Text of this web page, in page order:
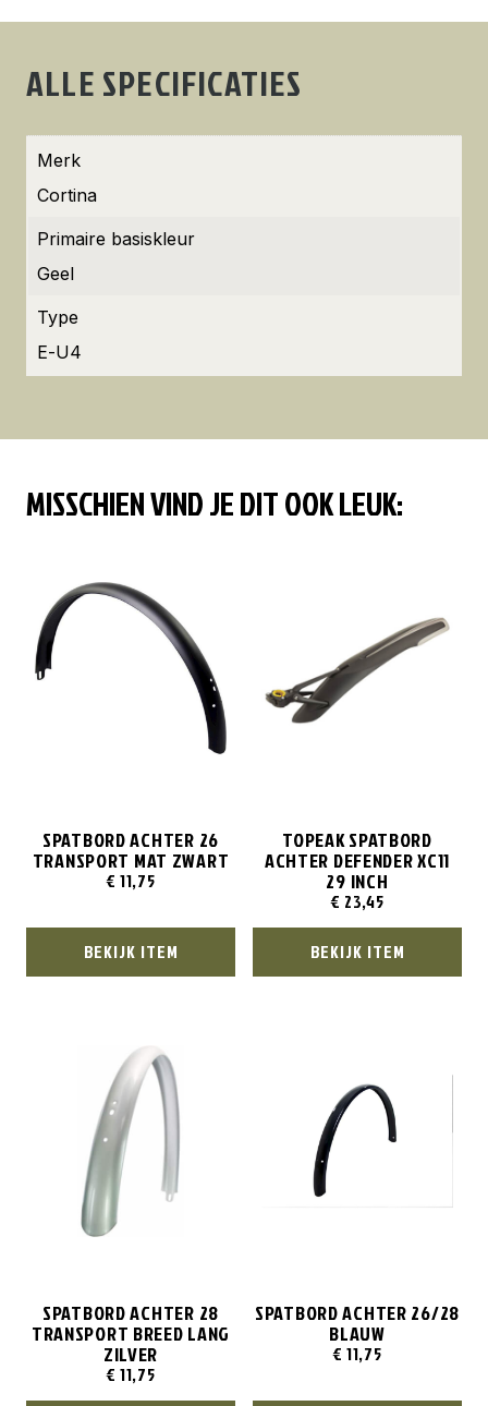
ALLE SPECIFICATIES
Merk
Cortina
Primaire basiskleur
Geel
Type
E-U4
MISSCHIEN VIND JE DIT OOK LEUK:
SPATBORD ACHTER 26
TRANSPORT MAT ZWART
€ 11,75
BEKIJK ITEM
TOPEAK SPATBORD
ACHTER DEFENDER XC11
29 INCH
€ 23,45
BEKIJK ITEM
SPATBORD ACHTER 28
TRANSPORT BREED LANG
ZILVER
€ 11,75
SPATBORD ACHTER 26/28
BLAUW
€ 11,75